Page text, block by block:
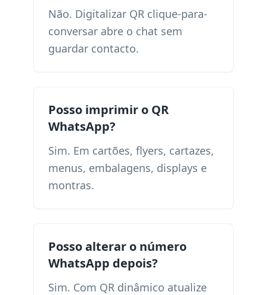
Não. Digitalizar QR clique-para-
conversar abre o chat sem
guardar contacto.
Posso imprimir o QR
WhatsApp?
Sim. Em cartões, flyers, cartazes,
menus, embalagens, displays e
montras.
Posso alterar o número
WhatsApp depois?
Sim. Com QR dinâmico atualize